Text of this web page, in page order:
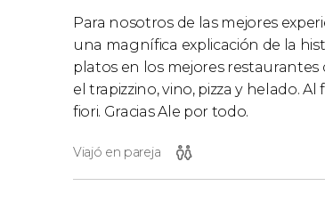
Para nosotros de las mejores
una magnífica explicación de la
platos en los mejores
el trapizzino, vino, pizza y helado.
fiori. Gracias Ale por todo.
Viajó en pareja